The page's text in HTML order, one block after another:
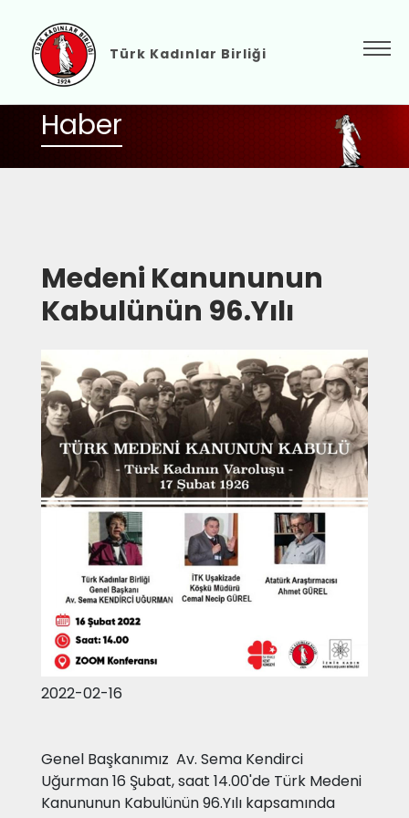
Türk Kadınlar Birliği
Haber
Medeni Kanununun
Kabulünün 96.Yılı
2022-02-16
Genel Başkanımız Av. Sema Kendirci
Uğurman 16 Şubat, saat 14.00'de Türk Medeni
Kanununun Kabulünün 96.Yılı kapsamında